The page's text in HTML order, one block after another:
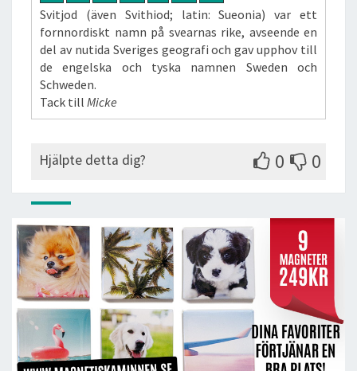
Svitjod (även Svithiod; latin: Sueonia) var ett
fornnordiskt namn på svearnas rike, avseende en
del av nutida Sveriges geografi och gav upphov till
de engelska och tyska namnen Sweden och
Schweden.
Tack till Micke
Hjälpte detta dig? 0 0